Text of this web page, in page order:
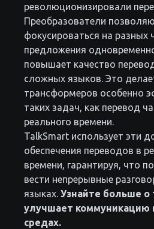
революционизировали
Преобразователи
фокусироваться на разных
предложения
повышает качество
сложных языков. Это
трансформеров особенно
таких задач, как перевод
реального времени.
TalkSmart использует эти
обеспечения переводов в
времени, гарантируя, что
вести непрерывные
языках. Узнайте больше о
улучшает коммуникацию
средах.